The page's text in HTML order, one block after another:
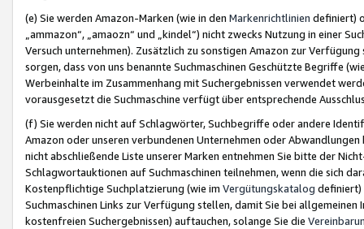
(e) Sie werden Amazon-Marken (wie in den Markenrichtlinien definiert)
„ammazon“, „amaozn“ und „kindel“) nicht zwecks Nutzung in einer
Versuch unternehmen). Zusätzlich zu sonstigen Amazon zur
sorgen, dass von uns benannte Suchmaschinen Geschützte Begriffe
Werbeinhalte im Zusammenhang mit Suchergebnissen verwendet
vorausgesetzt die Suchmaschine verfügt über entsprechende
(f) Sie werden nicht auf Schlagwörter, Suchbegriffe oder andere
Amazon oder unseren verbundenen Unternehmen oder
nicht abschließende Liste unserer Marken entnehmen Sie bitte der
Schlagwortauktionen auf Suchmaschinen teilnehmen, wenn die sich
Kostenpflichtige Suchplatzierung (wie im Vergütungskatalog definiert)
Suchmaschinen Links zur Verfügung stellen, damit Sie bei
kostenfreien Suchergebnissen) auftauchen, solange Sie die